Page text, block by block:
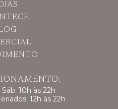
10h às 22h
12h às 22h